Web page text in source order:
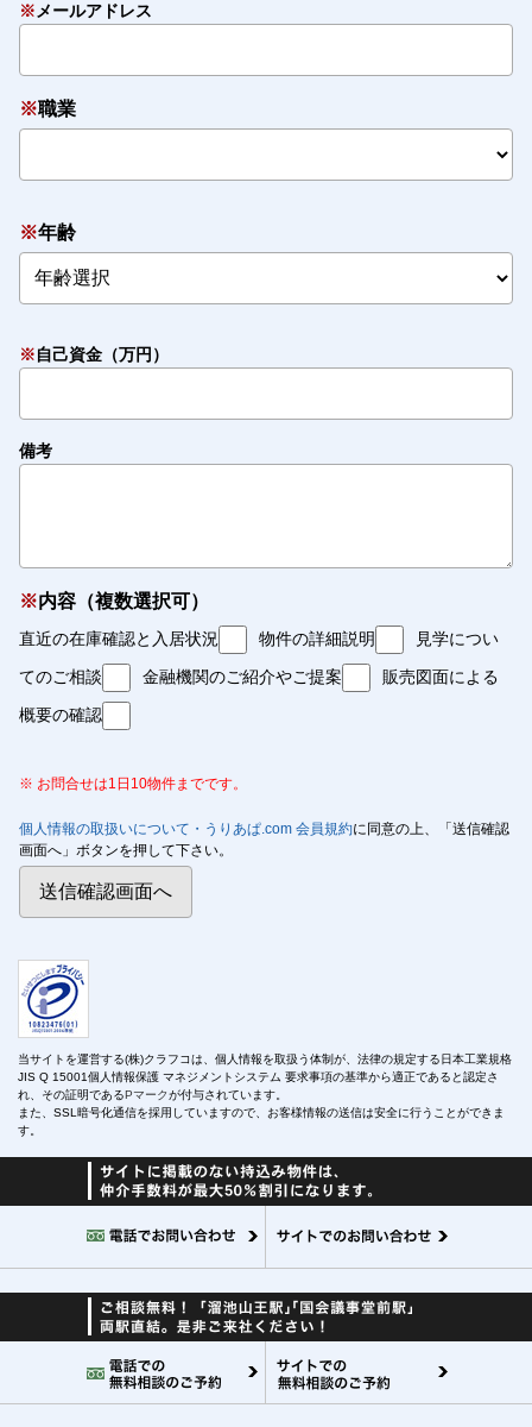
※ メールアドレス
※職業
※年齢
※自己資金（万円）
備考
※内容（複数選択可）
直近の在庫確認と入居状況 物件の詳細説明
見学につい
てのご相談
金融機関のご紹介やご提案
販売図面による
概要の確認
※ お問合せは1日10物件までです。
個人情報の取扱いについて・うりあぱ.com 会員規約に同意の上、「送信確認
画面へ」ボタンを押して下さい。
当サイトを運営する(株)クラフコは、個人情報を取扱う体制が、法律の規定する日本工業規格
JIS Q 15001個人情報保護 マネジメントシステム 要求事項の基準から適正であると認定さ
れ、その証明であるPマークが付与されています。
また、SSL暗号化通信を採用していますので、お客様情報の送信は安全に行うことができま
す。